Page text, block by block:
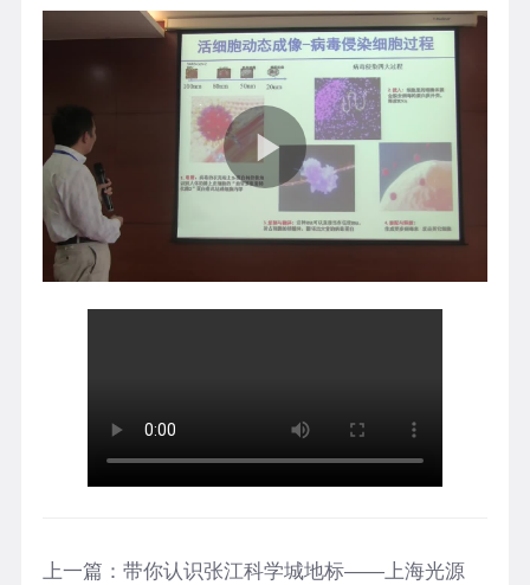
上一篇： 带你认识张江科学城地标——上海光源